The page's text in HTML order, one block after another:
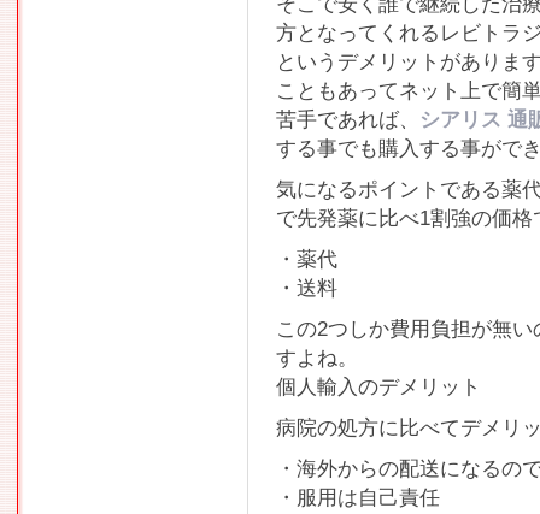
方となってくれるレビトラ
というデメリットがありま
こともあってネット上で簡
苦手であれば、
シアリス 通
する事でも購入する事がで
気になるポイントである薬
で先発薬に比べ1割強の価
・薬代
・送料
この2つしか費用負担が無
すよね。
個人輸入のデメリット
病院の処方に比べてデメリ
・海外からの配送になるの
・服用は自己責任